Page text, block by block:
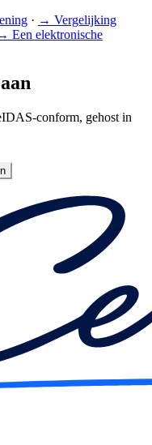
· → Vergelijking
Een elektronische
conform, gehost in